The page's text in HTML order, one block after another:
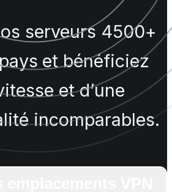
serveurs 4500+
et bénéficiez
et d’une
incomparables.